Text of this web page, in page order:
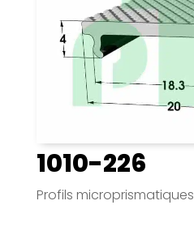
1010-226
Profils microprismatiques